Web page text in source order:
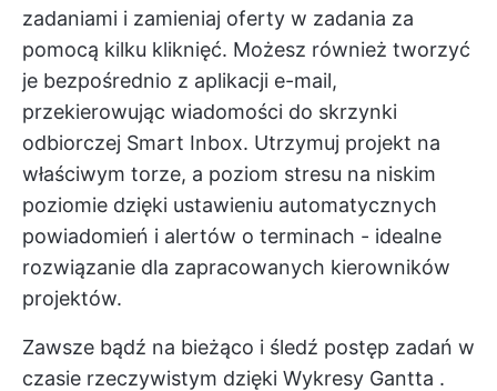
zadaniami i zamieniaj oferty w zadania za
pomocą kilku kliknięć. Możesz również tworzyć
je bezpośrednio z aplikacji e-mail,
przekierowując wiadomości do skrzynki
odbiorczej Smart Inbox. Utrzymuj projekt na
właściwym torze, a poziom stresu na niskim
poziomie dzięki ustawieniu automatycznych
powiadomień i alertów o terminach - idealne
rozwiązanie dla zapracowanych kierowników
projektów.
Zawsze bądź na bieżąco i śledź postęp zadań w
czasie rzeczywistym dzięki Wykresy Gantta .